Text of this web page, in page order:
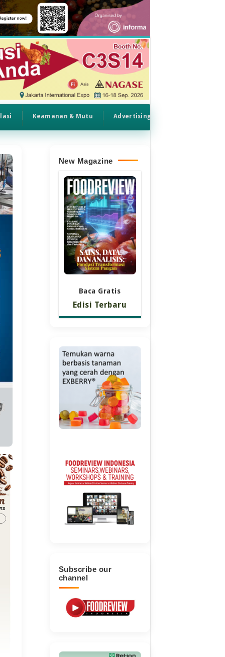
Keamanan & Mutu Advertising
New Magazine
Baca Gratis
Edisi Terbaru
Subscribe our
channel